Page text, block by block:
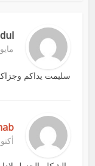
مايو 8, 2014 الساعة 9:38 م
سليمت يداكم
أكتوبر 9, 2014